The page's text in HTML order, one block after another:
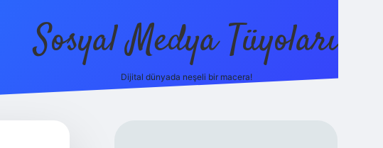
Sosyal Medya Tüyoları
Dijital dünyada neşeli bir macera!